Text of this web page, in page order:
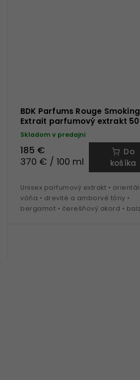
BDK Parfums Rouge Smoking
Extrait parfumový extrakt
Skladom v predajni
185 €
370 € / 100 ml
Do
košíka
Unisex parfumový extrakt •
vôňa • drevité a amborvé tóny •
bergamot • čerešňový akord •